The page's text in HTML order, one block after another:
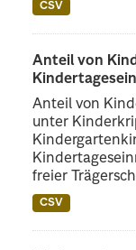
CSV
Anteil von
Anteil von
unter
freier
CSV